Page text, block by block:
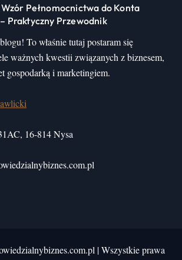
Pełnomocnictwa do Konta
Praktyczny Przewodnik
To właśnie tutaj postaram się
ważnych kwestii związanych z biznesem,
gospodarką i marketingiem.
16-814 Nysa
|Wszystkie prawa